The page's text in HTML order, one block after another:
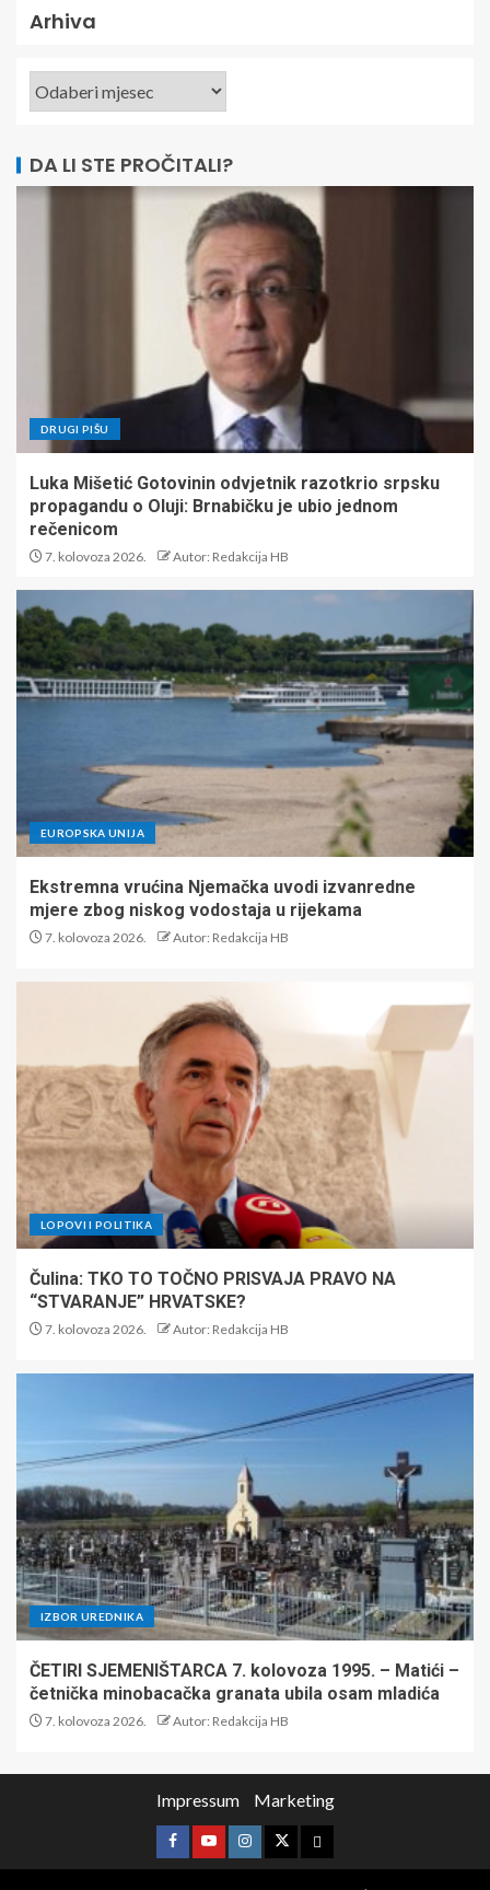
Arhiva
DA LI STE PROČITALI?
DRUGI PIŠU
Luka Mišetić Gotovinin odvjetnik razotkrio srpsku
propagandu o Oluji: Brnabičku je ubio jednom
rečenicom
7. kolovoza 2026. Autor: Redakcija HB
EUROPSKA UNIJA
Ekstremna vrućina Njemačka uvodi izvanredne
mjere zbog niskog vodostaja u rijekama
7. kolovoza 2026. Autor: Redakcija HB
LOPOVI I POLITIKA
Čulina: TKO TO TOČNO PRISVAJA PRAVO NA
“STVARANJE” HRVATSKE?
7. kolovoza 2026. Autor: Redakcija HB
IZBOR UREDNIKA
ČETIRI SJEMENIŠTARCA 7. kolovoza 1995. – Matići –
četnička minobacačka granata ubila osam mladića
7. kolovoza 2026. Autor: Redakcija HB
Impressum Marketing